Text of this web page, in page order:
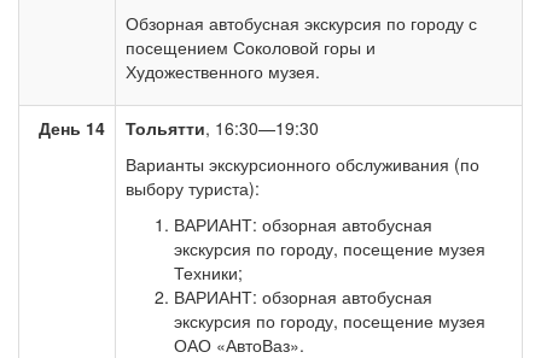
Обзорная автобусная экскурсия по городу с
посещением Соколовой горы и
Художественного музея.
День 14 Тольятти, 16:30—19:30
Варианты экскурсионного обслуживания (по
выбору туриста):
ВАРИАНТ: обзорная автобусная
экскурсия по городу, посещение музея
Техники;
ВАРИАНТ: обзорная автобусная
экскурсия по городу, посещение музея
ОАО «АвтоВаз».